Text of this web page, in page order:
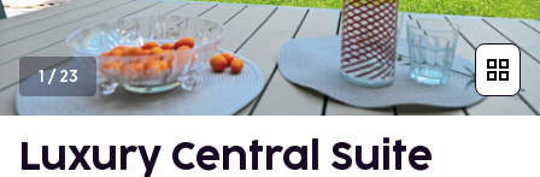
1/23
Luxury Central Suite